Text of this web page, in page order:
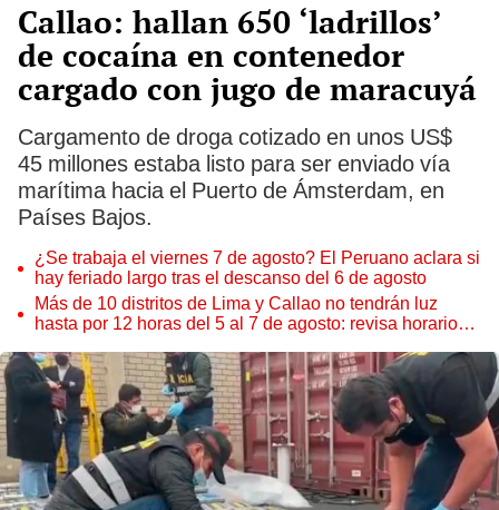
Callao: hallan 650 ‘ladrillos’
de cocaína en contenedor
cargado con jugo de maracuyá
Cargamento de droga cotizado en unos US$
45 millones estaba listo para ser enviado vía
marítima hacia el Puerto de Ámsterdam, en
Países Bajos.
¿Se trabaja el viernes 7 de agosto? El Peruano aclara si
hay feriado largo tras el descanso del 6 de agosto
Más de 10 distritos de Lima y Callao no tendrán luz
hasta por 12 horas del 5 al 7 de agosto: revisa horarios y